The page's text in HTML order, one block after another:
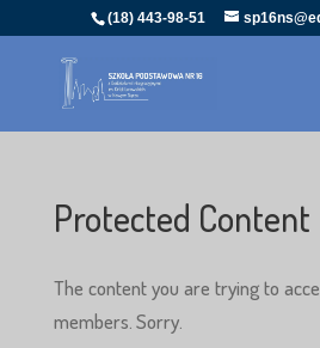
(18) 443-98-51
Protected Content
The content you are trying to
members. Sorry.